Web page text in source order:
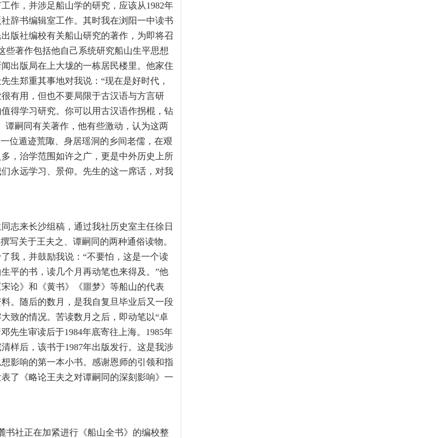
作，并涉足船山学的研究，应该从1982年
辞书编辑室工作。其时我在浏阳一中读书
版社编校有关船山研究的著作，为即将召
些著作包括他自己系统研究船山生平思想
出版局在上大垅的一栋居民楼里。他家住
生郑重其事地对我说：“现在是好时代，
有用，但也不要局限于古汉语与方言研
得学习研究。你可以用古汉语作拐棍，钻
谭嗣同有关著作，他有些激动，认为这两
位遁迹荒陬、身居瑶洞的乡间老儒，在艰
，治学范围如许之广，更是中外历史上所
永远学习、景仰。先生的这一席话，对我
志来长沙组稿，通过我社历史室主任徐日
写关于王夫之、谭嗣同的两种通俗读物。
我，并鼓励我说：“不要怕，这是一个读
平的书，读几个月再动笔也来得及。”他
论》和《黄书》《噩梦》等船山的代表
。随后的数月，是我自复旦毕业后又一段
致的情况。苦读数月之后，即动笔以“卓
先生审读后于1984年底寄往上海。1985年
样后，该书于1987年出版发行。这是我涉
影响的第一本小书。感谢恩师的引领和指
了《略论王夫之对谭嗣同的深刻影响》一
书社正在加紧进行《船山全书》的编校整